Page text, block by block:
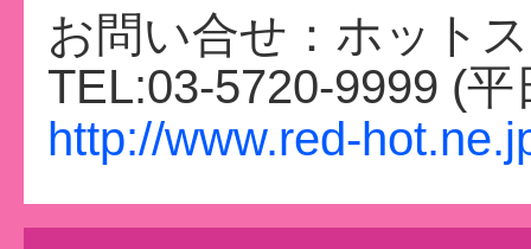
お問い合せ：ホット
TEL:03-5720-9999 (
http://www.red-